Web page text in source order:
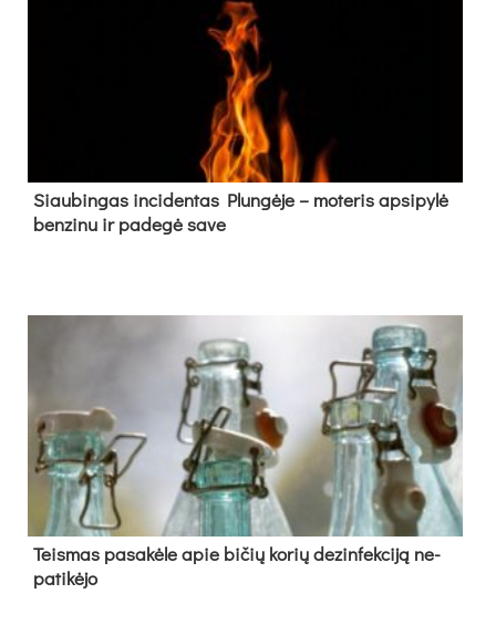
Siau­bin­gas in­ci­den­tas Plun­gė­je – mo­te­ris ap­si­py­lė
ben­zi­nu ir pa­de­gė sa­ve
Teis­mas pa­sa­kė­le apie bi­čių ko­rių de­zin­fek­ci­ją ne­
pa­ti­kė­jo